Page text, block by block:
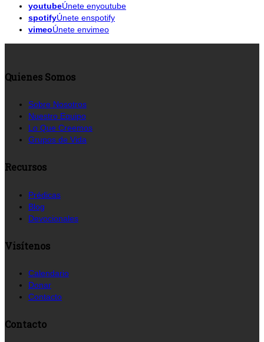
youtubeÚnete enyoutube
spotifyÚnete enspotify
vimeoÚnete envimeo
Quienes Somos
Sobre Nosotros
Nuestro Equipo
Lo Que Creemos
Grupos de Vida
Recursos
Prédicas
Blog
Devocionales
Visítenos
Calendario
Donar
Contacto
Contacto